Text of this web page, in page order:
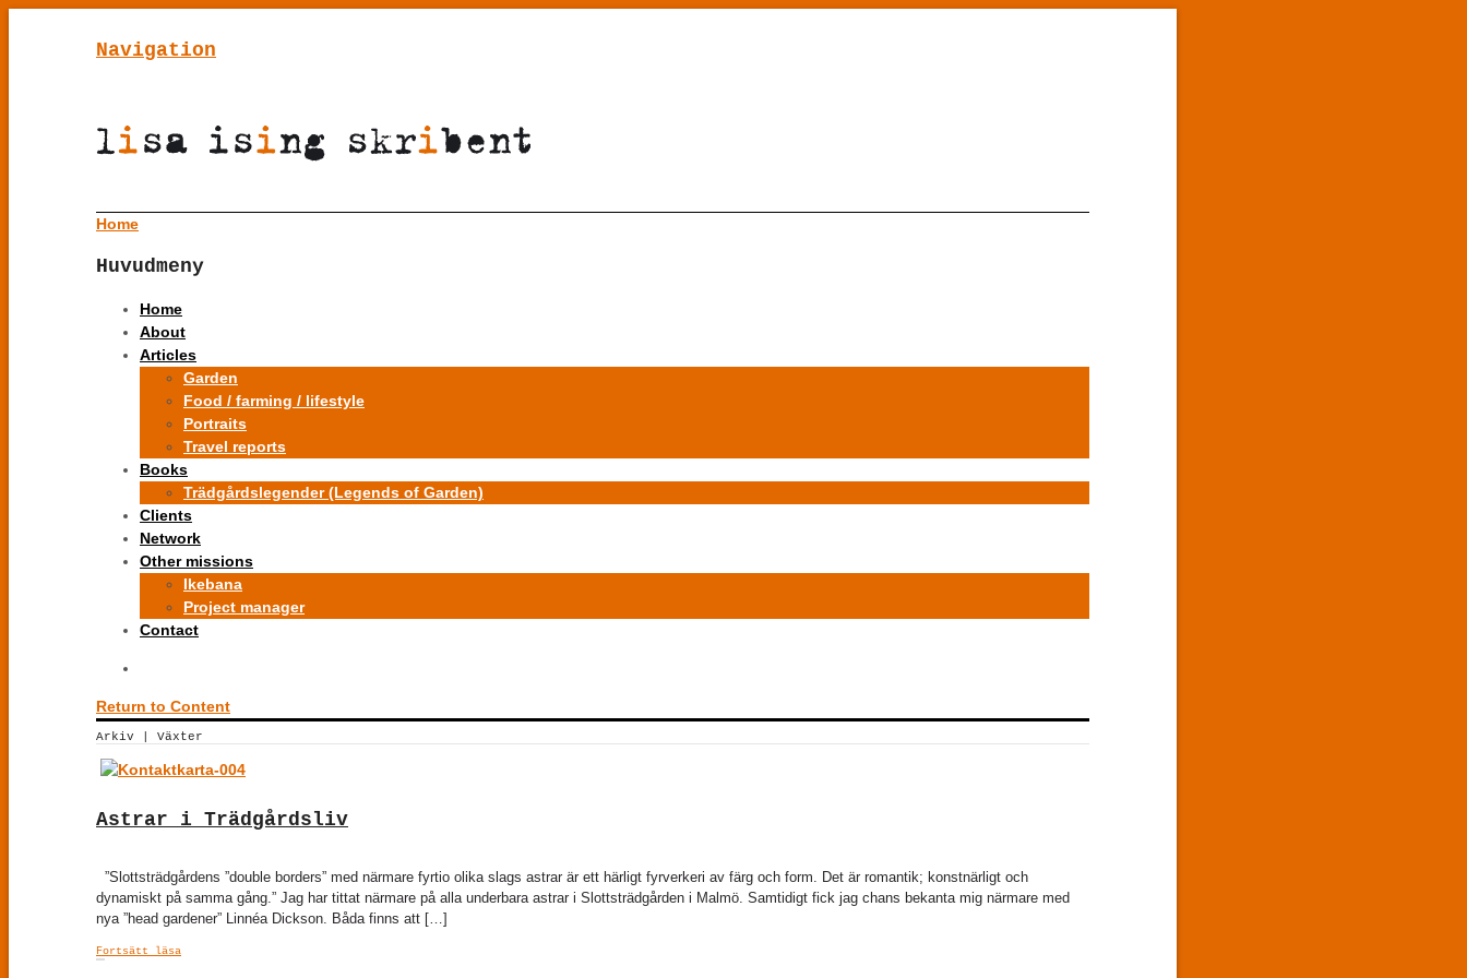
Navigation
Home
Huvudmeny
Home
About
Articles
Garden
Food / farming / lifestyle
Portraits
Travel reports
Books
Trädgårdslegender (Legends of Garden)
Clients
Network
Other missions
Ikebana
Project manager
Contact
Return to Content
Arkiv | Växter
Astrar i Trädgårdsliv
”Slottsträdgårdens ”double borders” med närmare fyrtio olika slags astrar är ett härligt fyrverkeri av färg och form. Det är romantik; konstnärligt och
dynamiskt på samma gång.” Jag har tittat närmare på alla underbara astrar i Slottsträdgården i Malmö. Samtidigt fick jag chans bekanta mig närmare med
nya ”head gardener” Linnéa Dickson. Båda finns att […]
Fortsätt läsa